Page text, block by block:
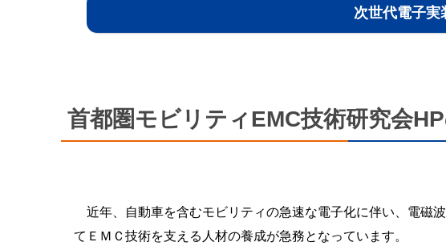
次世代電子実
首都圏モビリティEMC技術研究会
近年、自動車を含むモビリティの急速な電子化に伴い、電磁
てＥＭＣ技術を支える人材の養成が急務となっています。